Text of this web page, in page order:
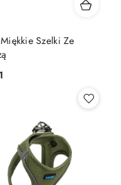
Szelki Ze